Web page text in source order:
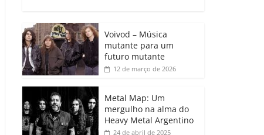
e
b
o
o
k
er
A
p
p
dI
n
e
a
ro
m
p
ar
til
h
ar
Voivod – Música
mutante para um
futuro mutante
12 de março de 2026
Metal Map: Um
mergulho na alma do
Heavy Metal Argentino
24 de abril de 2025